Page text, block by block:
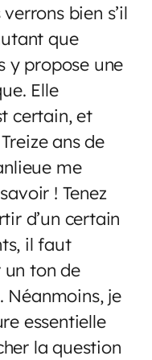
bien s’il
que
y propose une
Elle
certain, et
ans de
me
! Tenez
d’un certain
il faut
un ton de
Néanmoins, je
essentielle
la question